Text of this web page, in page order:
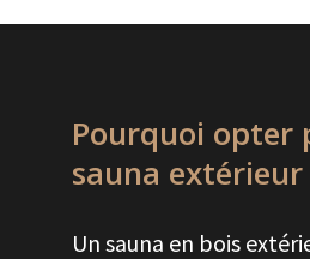
Pourquoi opter
sauna extérieur
Un sauna en bois